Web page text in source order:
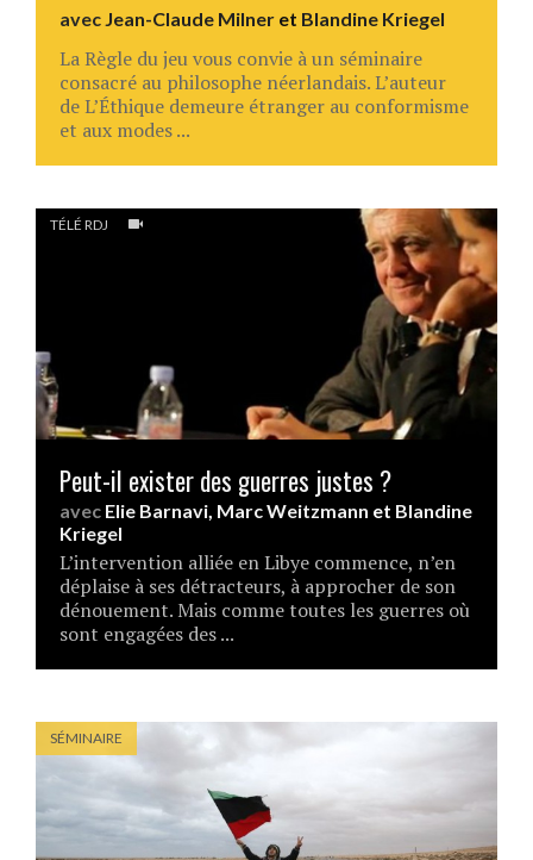
avec Jean-Claude Milner et Blandine Kriegel
La Règle du jeu vous convie à un séminaire
consacré au philosophe néerlandais. L’auteur
de L’Éthique demeure étranger au conformisme
et aux modes ...
TÉLÉ RDJ
Peut-il exister des guerres justes ?
avec Elie Barnavi, Marc Weitzmann et Blandine
Kriegel
L’intervention alliée en Libye commence, n’en
déplaise à ses détracteurs, à approcher de son
dénouement. Mais comme toutes les guerres où
sont engagées des ...
SÉMINAIRE